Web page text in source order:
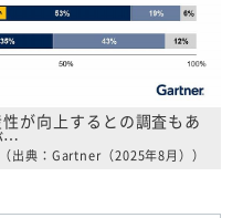
が向上するとの調査もあ
…
（出典：Gartner（2025年8月））